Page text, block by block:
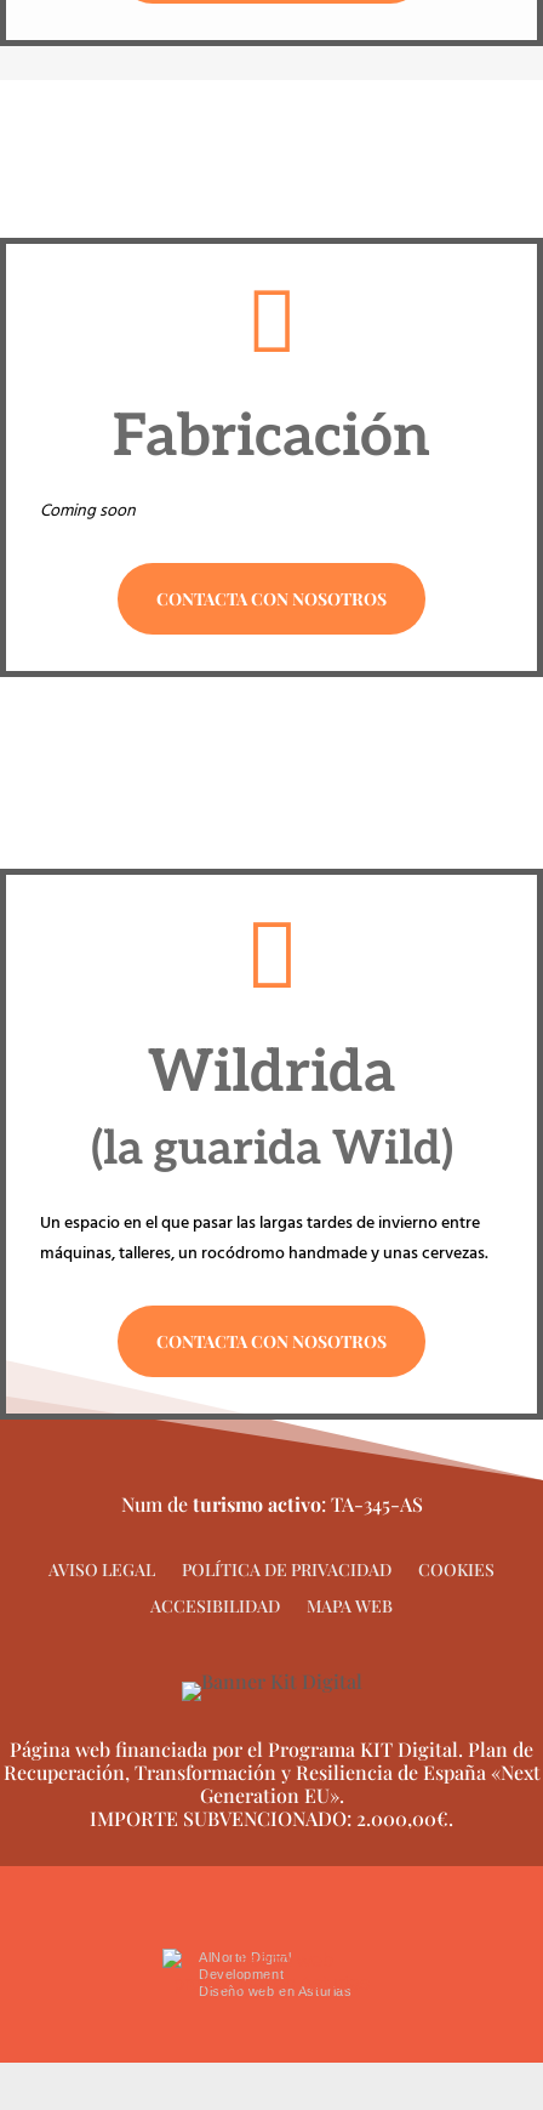

Fabricación
Coming soon
CONTACTA CON NOSOTROS

Wildrida
(la guarida Wild)
Un espacio en el que pasar las largas tardes de invierno entre
máquinas, talleres, un rocódromo handmade y unas cervezas.
CONTACTA CON NOSOTROS
Num deturismo activo: TA-345-AS
AVISO LEGAL POLÍTICA DE PRIVACIDAD
COOKIES
ACCESIBILIDAD
MAPA WEB
Página web financiada por el Programa KIT Digital. Plan de
Recuperación, Transformación y Resiliencia de España «Next
Generation EU».
IMPORTE SUBVENCIONADO: 2.000,00€.
AlNorte Digital
Development
Diseño web en Asturias